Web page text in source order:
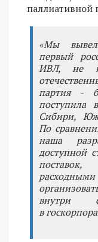
«Мы
первый
ИВЛ, не
партия -
поступила
Сибири,
По
наша
доступной
внутри
в